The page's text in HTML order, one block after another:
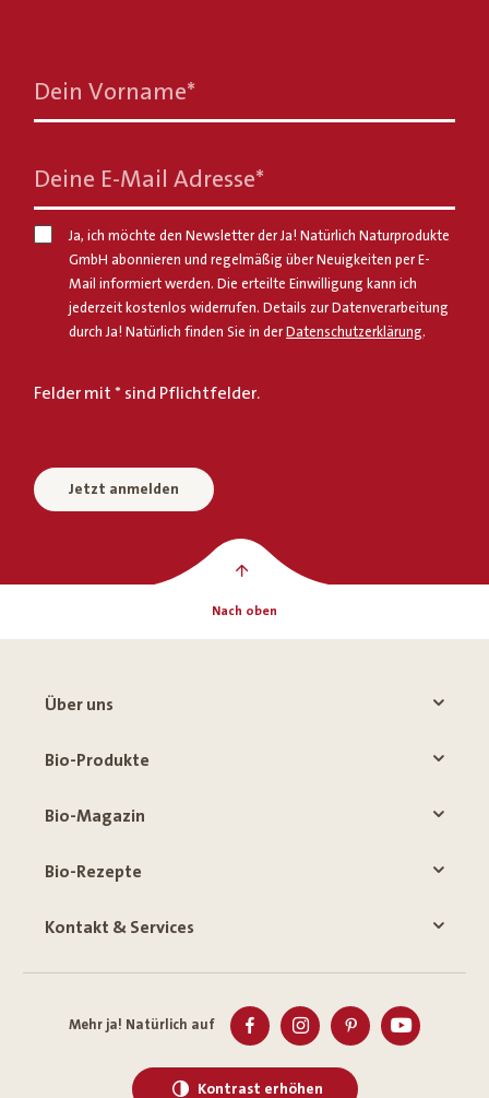
Dein Vorname*
Deine E-Mail Adresse*
Ja, ich möchte den Newsletter der Ja! Natürlich Naturprodukte
GmbH abonnieren und regelmäßig über Neuigkeiten per E-
Mail informiert werden. Die erteilte Einwilligung kann ich
jederzeit kostenlos widerrufen. Details zur Datenverarbeitung
durch Ja! Natürlich finden Sie in derDatenschutzerklärung.
Felder mit * sind Pflichtfelder.
Jetzt anmelden
Nach oben
Über uns
Bio-Produkte
Bio-Magazin
Bio-Rezepte
Kontakt & Services
Mehr ja! Natürlich auf
Kontrast erhöhen